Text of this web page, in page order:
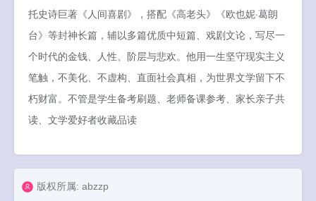
托史诗巨著《人间喜剧》，搭配《高老头》《欧也妮·葛朗
台》等封神长篇，辅以多篇优质中短篇、戏剧文论，写尽一
个时代的金钱、人性、阶层与悲欢。他用一生坚守现实主义
笔触，不美化、不虚构、直面社会真相，为世界文学留下不
朽财富。不管是学生备考刷题、老师备课参考、家长亲子共
读、文学爱好者收藏品读
版权所属: abzzp